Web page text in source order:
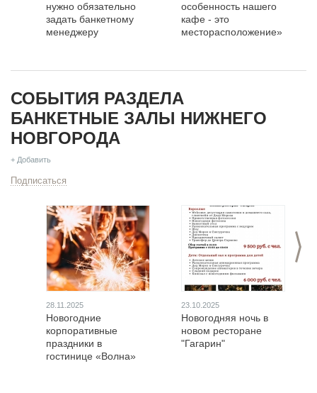
нужно обязательно
задать банкетному
менеджеру
особенность нашего
кафе - это
месторасположение»
СОБЫТИЯ РАЗДЕЛА
БАНКЕТНЫЕ ЗАЛЫ НИЖНЕГО
НОВГОРОДА
+ Добавить
Подписаться
>
28.11.2025
Новогодние
корпоративные
праздники в
гостинице «Волна»
23.10.2025
Новогодняя ночь в
новом ресторане
"Гагарин"